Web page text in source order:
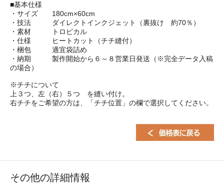
■基本仕様
・サイズ 180cm×60cm
・技法 ダイレクトインクジェット（裏抜け 約70％）
・素材 トロピカル
・仕様 ヒートカット（チチ縫付）
・梱包 適宜袋詰め
・納期 製作開始から６～８営業日発送（※完全データ入稿
の場合）
※チチについて
上３つ、左（右）５つ を縫い付け。
右チチをご希望の方は、「チチ位置」の欄で選択してください。
その他の詳細情報